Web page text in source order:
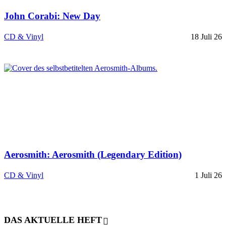
John Corabi: New Day
CD & Vinyl 18 Juli 26
Aerosmith: Aerosmith (Legendary Edition)
CD & Vinyl 1 Juli 26
DAS AKTUELLE HEFT